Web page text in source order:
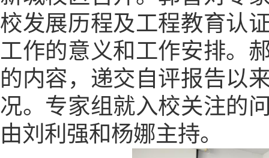
校发展历程及工程教育认
工作的意义和工作安排。
的内容， 递交自评报告以
况。专家组就入校关注的
由刘利强和杨娜主持。